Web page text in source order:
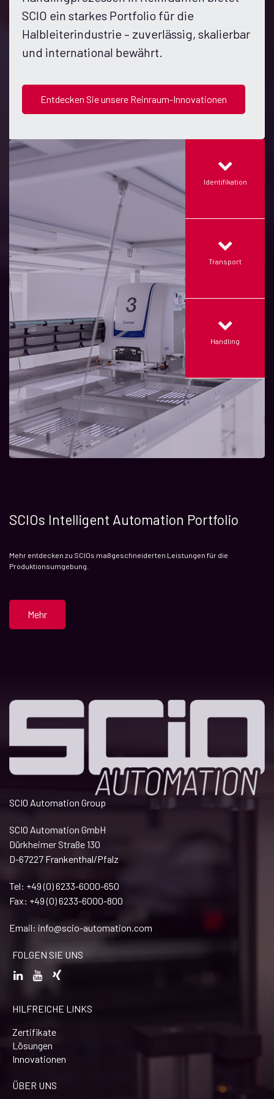
SCIO ein starkes Portfolio für die
Halbleiterindustrie – zuverlässig, skalierbar
und international bewährt.
Entdecken Sie unsere Reinraum-Innovationen
Identifikation
Transport
Handling
SCIOs Intelligent Automation Portfolio
Mehr entdecken zu SCIOs maßgeschneiderten Leistungen für die
Produktionsumgebung.
Mehr
SCIO Automation Group
SCIO Automation GmbH
Dürkheimer Straße 130
D-67227 Frankenthal/Pfalz
Tel: +49 (0) 6233-6000-650
Fax: +49 (0) 6233-6000-800
Email: info@scio-automation.com
FOLGEN SIE UNS
HILFREICHE LINKS
Zertifikate
Lösungen
Innovationen
ÜBER UNS